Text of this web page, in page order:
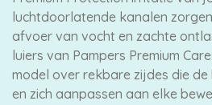
luchtdoorlatende kanalen
afvoer van vocht en zachte
luiers van Pampers Premium
model over rekbare zijdes die de
en zich aanpassen aan elke